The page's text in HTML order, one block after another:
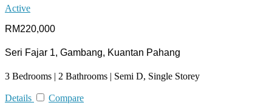
Active
RM220,000
Seri Fajar 1, Gambang, Kuantan Pahang
3 Bedrooms | 2 Bathrooms | Semi D, Single Storey
Details Compare